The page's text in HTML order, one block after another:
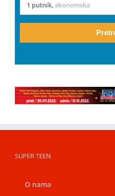
1 putnik, ekonomska
SUPER TEEN
O nama